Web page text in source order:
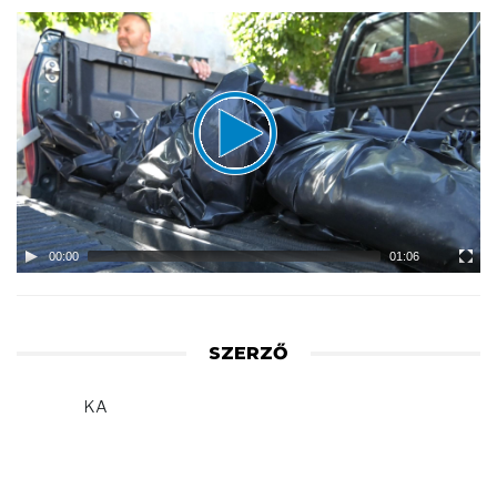
Video
Player
00:00 01:06
SZERZŐ
KA